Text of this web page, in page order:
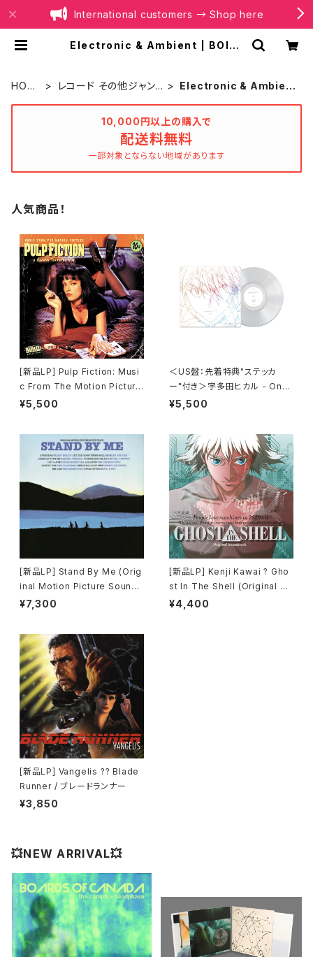
International customers → Shop here
Electronic & Ambient | BOILE
HOM
レコード その他ジャン
Electronic & Ambien
10,000円以上の購入で
配送料無料
一部対象とならない地域があります
人気商品！
[新品LP] Pulp Fiction: Musi
c From The Motion Picture
(180g) / パルプ・フィクション
¥5,500
＜US盤：先着特典"ステッカ
ー"付き＞宇多田ヒカル - One
Last Kiss (US Clear Vinyl)
¥5,500
[新品LP] Stand By Me (Orig
inal Motion Picture Soundt
rack) / スタンド・バイ・ミー
¥7,300
[新品LP] Kenji Kawai ? Gho
st In The Shell (Original So
undtrack) / GHOST IN THE
¥4,400
[新品LP] Vangelis ?? Blade
Runner / ブレードランナー
¥3,850
💥NEW ARRIVAL💥